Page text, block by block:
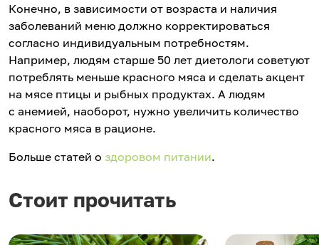
Конечно, в зависимости от возраста и наличия
заболеваний меню должно корректироваться
согласно индивидуальным потребностям.
Например, людям старше 50 лет диетологи советуют
потреблять меньше красного мяса и сделать акцент
на мясе птицы и рыбных продуктах. А людям
с анемией, наоборот, нужно увеличить количество
красного мяса в рационе.
Больше статей о здоровом питании.
Стоит прочитать